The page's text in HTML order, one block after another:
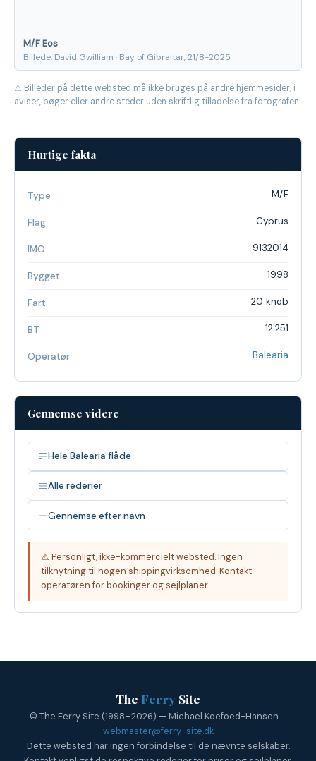
M/F Eos
Billede: David Gwilliam · Bay of Gibraltar, 21/8-2025
⚠ Billeder på dette websted må ikke bruges på andre hjemmesider, i
aviser, bøger eller andre steder uden skriftlig tilladelse fra fotografen.
Hurtige fakta
Type M/F
Flag Cyprus
IMO 9132014
Bygget 1998
Fart 20 knob
BT 12.251
Operatør Balearia
Gennemse videre
Hele Balearia flåde
Alle rederier
Gennemse efter navn
⚠ Personligt, ikke-kommercielt websted. Ingen
tilknytning til nogen shippingvirksomhed. Kontakt
operatøren for bookinger og sejlplaner.
The Ferry Site
© The Ferry Site (1998–2026) — Michael Koefoed-Hansen ·
webmaster@ferry-site.dk
Dette websted har ingen forbindelse til de nævnte selskaber.